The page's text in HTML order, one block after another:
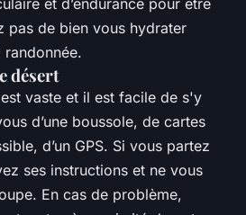
pas de bien vous hydrater
désert
est vaste et il est facile de s'y
d’une boussole, de cartes
d’un GPS. Si vous partez
ses instructions et ne vous
En cas de problème,